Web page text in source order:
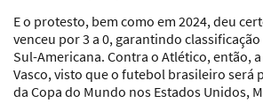
E o protesto, bem como em 2024, deu
venceu por 3 a 0, garantindo
Sul-Americana. Contra o Atlético, então,
Vasco, visto que o futebol brasileiro será
da Copa do Mundo nos Estados Unidos,